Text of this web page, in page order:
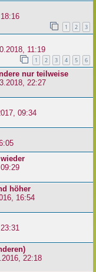
1 2 3
11:19
1 2 3 4 5 6
nur teilweise
22:27
09:34
höher
16:54
22:18